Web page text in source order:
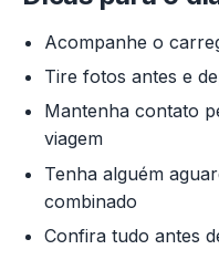
Acompanhe o
Tire fotos antes e
Mantenha contato
viagem
Tenha alguém
combinado
Confira tudo antes